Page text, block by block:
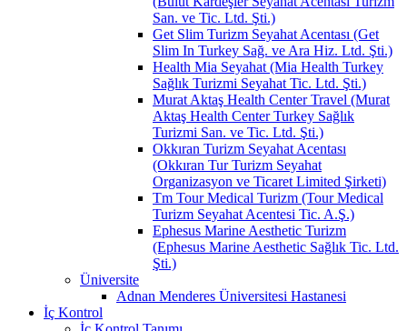
San. ve Tic. Ltd. Şti.)
Get Slim Turizm Seyahat Acentası (Get
Slim In Turkey Sağ. ve Ara Hiz. Ltd. Şti.)
Health Mia Seyahat (Mia Health Turkey
Sağlık Turizmi Seyahat Tic. Ltd. Şti.)
Murat Aktaş Health Center Travel (Murat
Aktaş Health Center Turkey Sağlık
Turizmi San. ve Tic. Ltd. Şti.)
Okkıran Turizm Seyahat Acentası
(Okkıran Tur Turizm Seyahat
Organizasyon ve Ticaret Limited Şirketi)
Tm Tour Medical Turizm (Tour Medical
Turizm Seyahat Acentesi Tic. A.Ş.)
Ephesus Marine Aesthetic Turizm
(Ephesus Marine Aesthetic Sağlık Tic. Ltd.
Şti.)
Üniversite
Adnan Menderes Üniversitesi Hastanesi
İç Kontrol